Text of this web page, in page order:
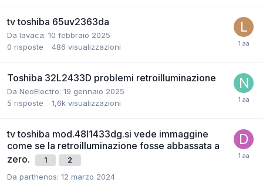
tv toshiba 65uv2363da
Da lavaca: 10 febbraio 2025
0 risposte 486 visualizzazioni
Toshiba 32L2433D problemi retroilluminazione
Da NeoElectro: 19 gennaio 2025
5 risposte 1,6k visualizzazioni
tv toshiba mod.48l1433dg.si vede immaggine
come se la retroilluminazione fosse abbassata a
zero.
1 2
Da parthenos: 12 marzo 2024